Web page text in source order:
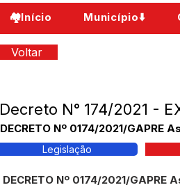
🏘️Início Município⬇️
Voltar
Decreto N° 174/2021 -
DECRETO Nº 0174/2021/GAPRE
Legislação
DECRETO Nº 0174/2021/